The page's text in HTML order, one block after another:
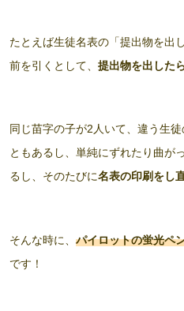
たとえば生徒名表の「提出物を出
前を引くとして、 提出物を出した
同じ苗字の子が2人いて、違う生
ともあるし、単純にずれたり曲が
るし、そのたびに名表の印刷をし
そんな時に、 パイロットの蛍光ペ
です！